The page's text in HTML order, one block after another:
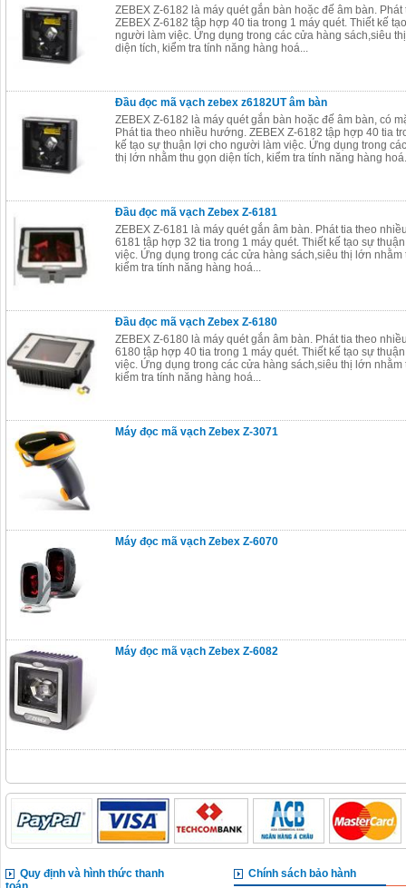
ZEBEX Z-6182 là máy quét gắn bàn hoặc đế âm bàn.
ZEBEX Z-6182 tập hợp 40 tia trong 1 máy quét. Thiết kế
người làm việc. Ứng dụng trong các cửa hàng sách,siêu
diện tích, kiểm tra tính năng hàng hoá...
Đầu đọc mã vạch zebex z6182UT âm bàn
ZEBEX Z-6182 là máy quét gắn bàn hoặc đế âm bàn, có
Phát tia theo nhiều hướng. ZEBEX Z-6182 tập hợp 40 tia
kế tạo sự thuận lợi cho người làm việc. Ứng dụng trong
thị lớn nhằm thu gọn diện tích, kiểm tra tính năng hàng
Đầu đọc mã vạch Zebex Z-6181
ZEBEX Z-6181 là máy quét gắn âm bàn. Phát tia theo
6181 tập hợp 32 tia trong 1 máy quét. Thiết kế tạo sự
việc. Ứng dụng trong các cửa hàng sách,siêu thị lớn nhằm
kiểm tra tính năng hàng hoá...
Đầu đọc mã vạch Zebex Z-6180
ZEBEX Z-6180 là máy quét gắn âm bàn. Phát tia theo
6180 tập hợp 40 tia trong 1 máy quét. Thiết kế tạo sự
việc. Ứng dụng trong các cửa hàng sách,siêu thị lớn nhằm
kiểm tra tính năng hàng hoá...
Máy đọc mã vạch Zebex Z-3071
Máy đọc mã vạch Zebex Z-6070
Máy đọc mã vạch Zebex Z-6082
Quy định và hình thức thanh
Chính sách bảo hành